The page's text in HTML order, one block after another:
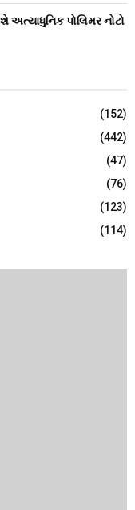
અત્યાધુનિક પોલિમર નોટો
(152)
(442)
(47)
(76)
(123)
(114)